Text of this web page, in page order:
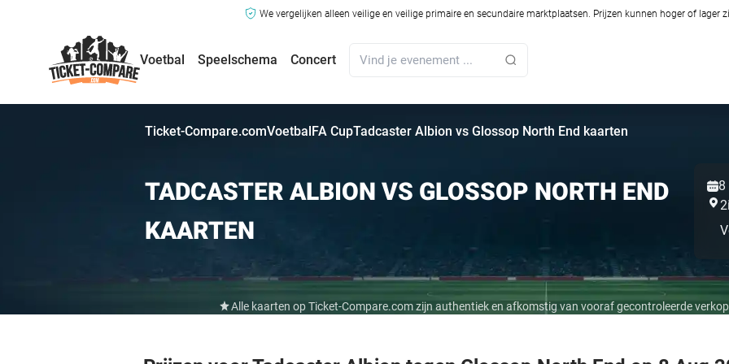
We vergelijken alleen veilige en veilige primaire en secundaire marktplaatsen. Prijzen kunnen hoger of lager
Voetbal Speelschema Concert
Ticket-Compare.comVoetbalFA CupTadcaster Albion vs Glossop North End kaarten
TADCASTER ALBION VS GLOSSOP NORTH END
KAARTEN
8
Alle kaarten op Ticket-Compare.com zijn authentiek en afkomstig van vooraf gecontroleerde